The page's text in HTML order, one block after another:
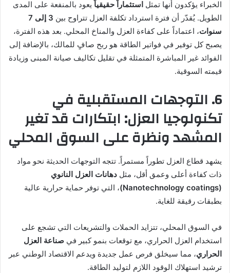
الخبراء يؤكدون أنها تمثل استثماراً حقيقياًيعود بالمنفعة على المدى
الطويل. يُقدّر أن فترة استرداد تكلفة العزل تتراوح بين
3 إلى 7
سنوات، اعتماداً على كفاءة العزل والمناخ المحلي. بعد هذه الفترة،
يصبح كل توفير في فواتير الطاقة هو ربح صافٍ للمالك، بالإضافة إلى
الفوائد غير المباشرة المتمثلة في تقليل تكاليف صيانة المبنى وزيادة
قيمته السوقية.
6. التوجهات المستقبلية في
تكنولوجيا العزل: ابتكارات قد تغير
المشهد ونظرة على السوق المحلي
يشهد قطاع العزل تطوراً مستمراً. تتجه التوجهات الحديثة نحو مواد
ذات كفاءة أعلى وعمق أقل، مثل دهانات العزل النانوي
(Nanotechnology coatings)
، التي توفر حماية حرارية عالية
بطبقات رقيقة للغاية.
في السوق المحلي، تتزايد الحملات والتشريعات التي تشجع على
استخدام العزل الحراري، مع توقعات بنمو كبير في صناعة العزل
الحراري، مما سيخلق فرص عمل جديدة ويدعم الاقتصاد الوطني عبر
ترشيد استهلاك الوقود اللازم لتوليد الطاقة.